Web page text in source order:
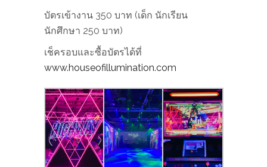
บัตรเข้างาน 350 บาท (เด็ก นักเรียน
นักศึกษา 250 บาท)
เช็ครอบและซื้อบัตรได้ที่
www.houseofillumination.com